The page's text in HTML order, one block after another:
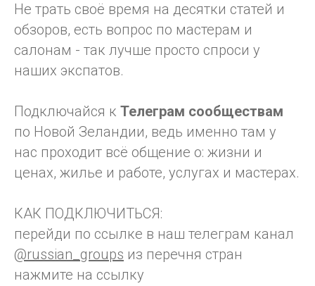
Не трать своё время на десятки статей и
обзоров, есть вопрос по мастерам и
салонам - так лучше просто спроси у
наших экспатов.
Подключайся к Телеграм сообществам
по Новой Зеландии, ведь именно там у
нас проходит всё общение о: жизни и
ценах, жилье и работе, услугах и мастерах.
КАК ПОДКЛЮЧИТЬСЯ:
перейди по ссылке в наш телеграм канал
@russian_groups из перечня стран
нажмите на ссылку